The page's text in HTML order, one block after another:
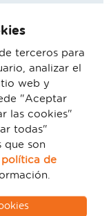
Vic
Vigatà', 1
terceros para
analizar el
web y
"Aceptar
las cookies"
todas"
que son
política de